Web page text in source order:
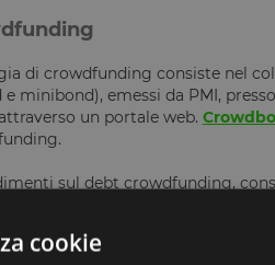
di crowdfunding consiste nel
e minibond), emessi da PMI,
un portale web.
sul debt crowdfunding,
cookie